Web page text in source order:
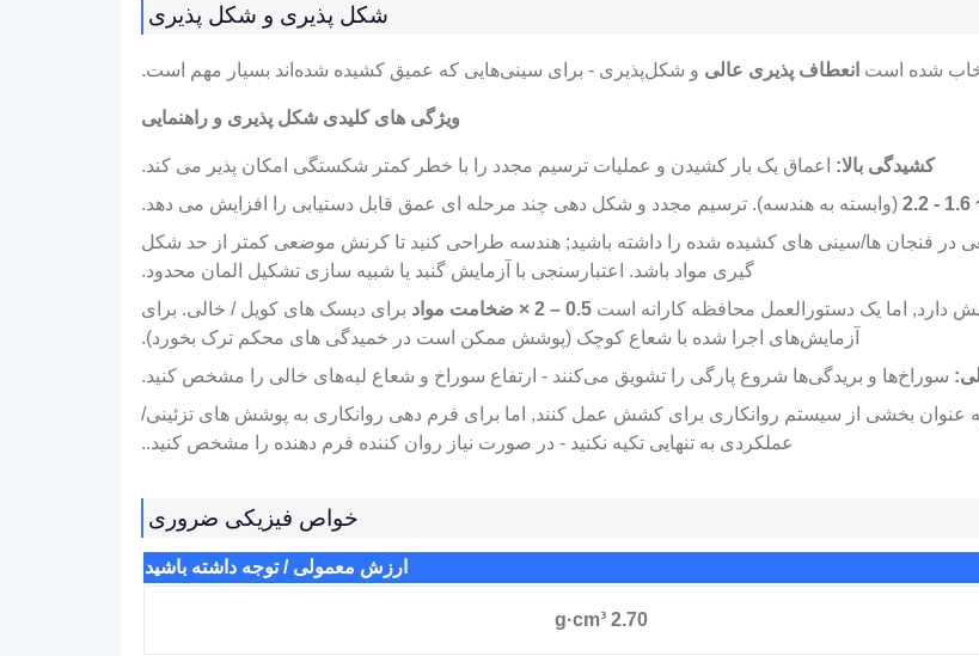
شکل پذیری و شکل پذیری
انعطاف پذیری عالی و شکل‌پذیری - برای سینی‌هایی که عمیق کشیده شده‌اند بسیار مهم است.
ویژگی های کلیدی شکل پذیری و راهنمایی
کشیدگی بالا: اعماق یک بار کشیدن و عملیات ترسیم مجدد را با خطر کمتر شکستگی امکان پذیر می کند.
~
(وابسته به هندسه). ترسیم مجدد و شکل دهی چند مرحله ای عمق قابل دستیابی را افزایش می دهد.
در فنجان ها/سینی های کشیده شده را داشته باشید; هندسه طراحی کنید تا کرنش موضعی کمتر از حد شکل
گیری مواد باشد. اعتبارسنجی با آزمایش گنبد یا شبیه سازی تشکیل المان محدود.
دارد, اما یک دستورالعمل محافظه کارانه است 0.5 – 2 × ضخامت مواد
برای دیسک های کویل / خالی. برای
آزمایش‌های اجرا شده با شعاع کوچک (پوشش ممکن است در خمیدگی های محکم ترک بخورد).
سوراخ‌ها و بریدگی‌ها شروع پارگی را تشویق می‌کنند - ارتفاع سوراخ و شعاع لبه‌های خالی را مشخص کنید.
عنوان بخشی از سیستم روانکاری برای کشش عمل کنند, اما برای فرم دهی روانکاری به پوشش های تزئینی/
عملکردی به تنهایی تکیه نکنید - در صورت نیاز روان کننده فرم دهنده را مشخص کنید..
خواص فیزیکی ضروری
ارزش معمولی / توجه داشته باشید
2.70 g·cm³